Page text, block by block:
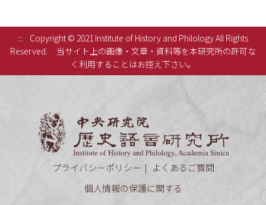
:::
Copyright © 2021 Institute of History and Philology All Rights
Reserved.
当サイト上の画像・文章・資料等を本研究所の許可な
く利用することはお控え下さい。
プライバシーポリシー
よくあるご質問
個人情報の保護に関する